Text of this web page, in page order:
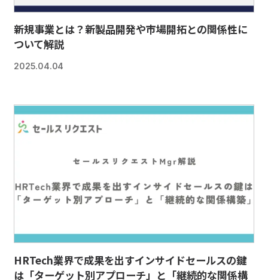
新規事業とは？新製品開発や市場開拓との関係性に
ついて解説
2025.04.04
HRTech業界で成果を出すインサイドセールスの鍵
は「ターゲット別アプローチ」と「継続的な関係構